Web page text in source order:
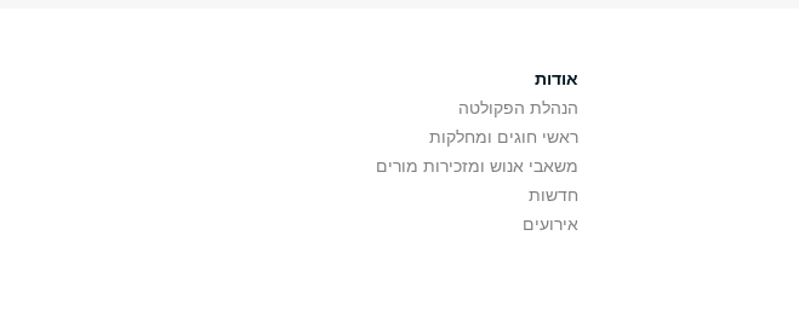
אודות
הנהלת הפקולטה
ראשי חוגים ומחלקות
משאבי אנוש ומזכירות מורים
חדשות
אירועים